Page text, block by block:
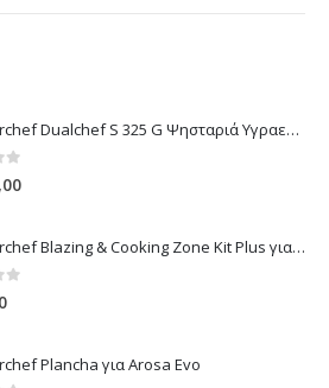
Outdoorchef Dualchef S 325 G Ψησταριά Υγραερίου
Outdoorchef Blazing & Cooking Zone Kit Plus για Ψησταριά Arosa Evo
Plancha για Arosa Evo